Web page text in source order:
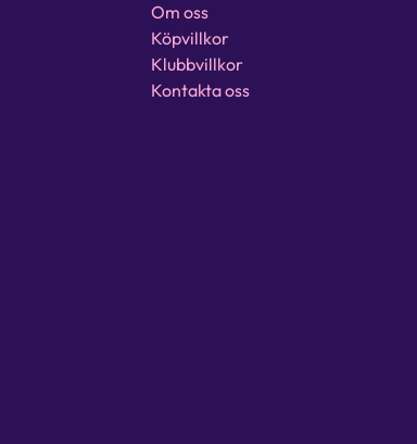
Om oss
Köpvillkor
Klubbvillkor
Kontakta oss